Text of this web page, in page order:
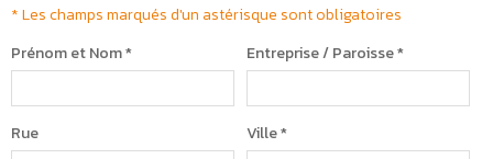
* Les champs marqués d'un astérisque sont obligatoires
Prénom et Nom* Entreprise / Paroisse*
Rue Ville*